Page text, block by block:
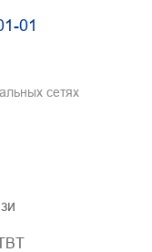
01
сетях